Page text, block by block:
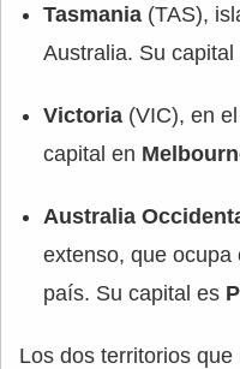
Tasmania (TAS),
Australia. Su capital
Victoria (VIC), en
capital en
Australia
extenso, que ocupa
país. Su capital es
Los dos territorios